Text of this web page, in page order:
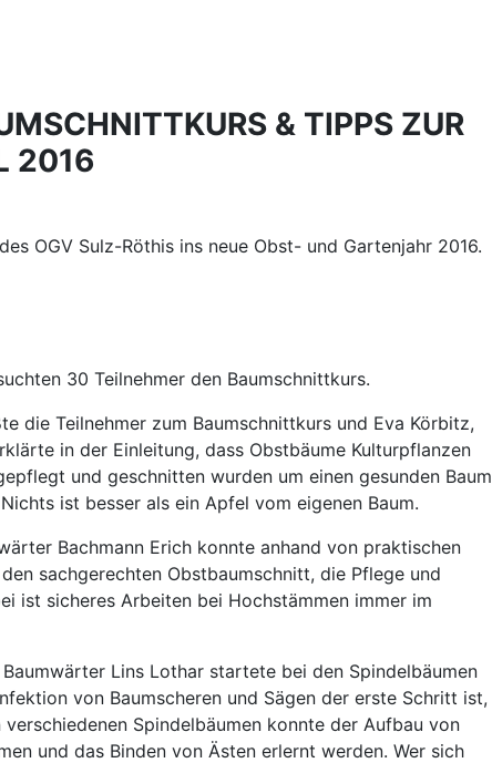
& TIPPS ZUR
2016
OGV Sulz-Röthis ins neue Obst- und Gartenjahr 2016.
30 Teilnehmer den Baumschnittkurs.
die Teilnehmer zum Baumschnittkurs und Eva Körbitz,
in der Einleitung, dass Obstbäume Kulturpflanzen
und geschnitten wurden um einen gesunden Baum
ist besser als ein Apfel vom eigenen Baum.
Bachmann Erich konnte anhand von praktischen
sachgerechten Obstbaumschnitt, die Pflege und
ist sicheres Arbeiten bei Hochstämmen immer im
Lins Lothar startete bei den Spindelbäumen
von Baumscheren und Sägen der erste Schritt ist,
Spindelbäumen konnte der Aufbau von
und das Binden von Ästen erlernt werden. Wer sich